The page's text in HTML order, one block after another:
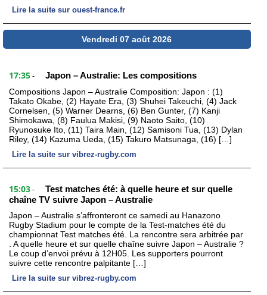
Lire la suite sur ouest-france.fr
Vendredi 07 août 2026
17:35 - Japon – Australie: Les compositions
Compositions Japon – Australie Composition: Japon : (1)
Takato Okabe, (2) Hayate Era, (3) Shuhei Takeuchi, (4) Jack
Cornelsen, (5) Warner Dearns, (6) Ben Gunter, (7) Kanji
Shimokawa, (8) Faulua Makisi, (9) Naoto Saito, (10)
Ryunosuke Ito, (11) Taira Main, (12) Samisoni Tua, (13) Dylan
Riley, (14) Kazuma Ueda, (15) Takuro Matsunaga, (16) […]
Lire la suite sur vibrez-rugby.com
15:03 -
Test matches été: à quelle heure et sur quelle
chaîne TV suivre Japon – Australie
Japon – Australie s’affronteront ce samedi au Hanazono
Rugby Stadium pour le compte de la Test-matches été du
championnat Test matches été. La rencontre sera arbitrée par
. A quelle heure et sur quelle chaîne suivre Japon – Australie ?
Le coup d’envoi prévu à 12H05. Les supporters pourront
suivre cette rencontre palpitante […]
Lire la suite sur vibrez-rugby.com